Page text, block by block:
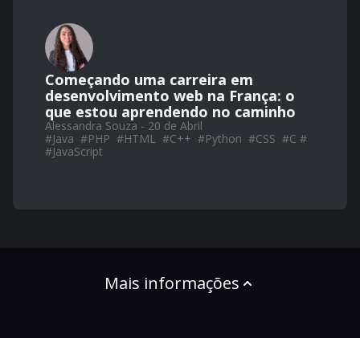
Começando uma carreira em
desenvolvimento web na França: o
que estou aprendendo no caminho
Alessandra Souza - 20 de Abril
#Java #PHP #HTML #C++ #Python #CSS #C #
#JavaScript
Mais informações